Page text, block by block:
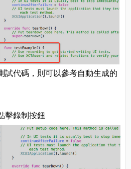
試代碼，則可以參考自動生成的
擊錄制按鈕